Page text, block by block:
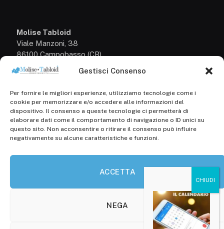
Gestisci Consenso
Per fornire le migliori esperienze, utilizziamo tecnologie come i
cookie per memorizzare e/o accedere alle informazioni del
dispositivo. Il consenso a queste tecnologie ci permetterà di
elaborare dati come il comportamento di navigazione o ID unici su
questo sito. Non acconsentire o ritirare il consenso può influire
negativamente su alcune caratteristiche e funzioni.
ACCETTA
NEGA
Molise Tabloid
Viale Manzoni, 38
86100 Campobasso (CB)
+39 3333169466
Scrivici a:
info@molisetabloid.it
commerciale@molisetabloid.it
Disclaimer